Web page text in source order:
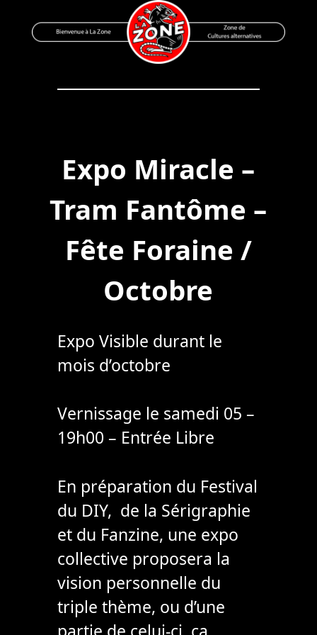
to
Bienvenue à La Zone
Zone de Cultures Alternatives
Expo Miracle –
Tram Fantôme –
Fête Foraine /
Octobre
Expo Visible durant le
mois d’octobre
Vernissage le samedi 05 –
19h00 – Entrée Libre
En préparation du Festival
du DIY, de la Sérigraphie
et du Fanzine, une expo
collective proposera la
vision personnelle du
triple thème, ou d’une